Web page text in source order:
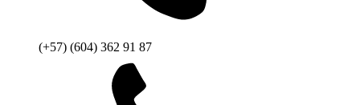
(+57) (604) 362 91 87